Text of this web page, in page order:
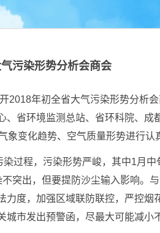
势分析会商会
污染形势分析会商会
2018年初全省大气污染形势分析
、省环境监测总站、省环科院、成
变化趋势、空气质量形势进行认
程，污染形势严峻，其中1月中
突出，但要提防沙尘输入影响。
力度，加强区域联防联控，严控烟
城市发出预警函，尽最大可能减小